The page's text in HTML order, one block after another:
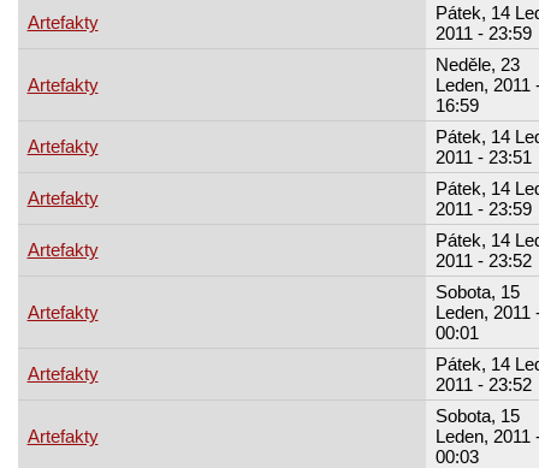
Artefakty
Pátek, 14
2011 - 23:59
Artefakty
Neděle, 23
Leden, 2011
16:59
Artefakty
Pátek, 14
2011 - 23:51
Artefakty
Pátek, 14
2011 - 23:59
Artefakty
Pátek, 14
2011 - 23:52
Artefakty
Sobota, 15
Leden, 2011
00:01
Artefakty
Pátek, 14
2011 - 23:52
Artefakty
Sobota, 15
Leden, 2011
00:03